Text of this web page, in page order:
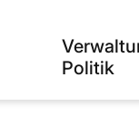
Politik